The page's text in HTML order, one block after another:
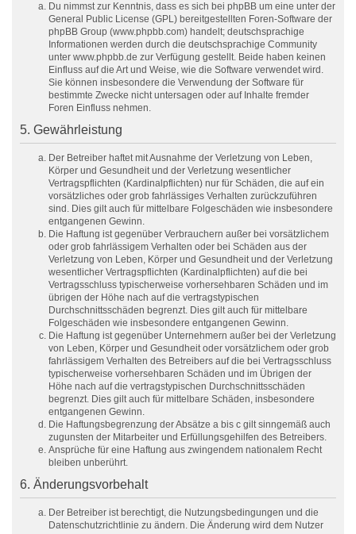
Du nimmst zur Kenntnis, dass es sich bei phpBB um eine unter der
General Public License (GPL) bereitgestellten Foren-Software der
phpBB Group (www.phpbb.com) handelt; deutschsprachige
Informationen werden durch die deutschsprachige Community
unter www.phpbb.de zur Verfügung gestellt. Beide haben keinen
Einfluss auf die Art und Weise, wie die Software verwendet wird.
Sie können insbesondere die Verwendung der Software für
bestimmte Zwecke nicht untersagen oder auf Inhalte fremder
Foren Einfluss nehmen.
5. Gewährleistung
Der Betreiber haftet mit Ausnahme der Verletzung von Leben,
Körper und Gesundheit und der Verletzung wesentlicher
Vertragspflichten (Kardinalpflichten) nur für Schäden, die auf ein
vorsätzliches oder grob fahrlässiges Verhalten zurückzuführen
sind. Dies gilt auch für mittelbare Folgeschäden wie insbesondere
entgangenen Gewinn.
Die Haftung ist gegenüber Verbrauchern außer bei vorsätzlichem
oder grob fahrlässigem Verhalten oder bei Schäden aus der
Verletzung von Leben, Körper und Gesundheit und der Verletzung
wesentlicher Vertragspflichten (Kardinalpflichten) auf die bei
Vertragsschluss typischerweise vorhersehbaren Schäden und im
übrigen der Höhe nach auf die vertragstypischen
Durchschnittsschäden begrenzt. Dies gilt auch für mittelbare
Folgeschäden wie insbesondere entgangenen Gewinn.
Die Haftung ist gegenüber Unternehmern außer bei der Verletzung
von Leben, Körper und Gesundheit oder vorsätzlichem oder grob
fahrlässigem Verhalten des Betreibers auf die bei Vertragsschluss
typischerweise vorhersehbaren Schäden und im Übrigen der
Höhe nach auf die vertragstypischen Durchschnittsschäden
begrenzt. Dies gilt auch für mittelbare Schäden, insbesondere
entgangenen Gewinn.
Die Haftungsbegrenzung der Absätze a bis c gilt sinngemäß auch
zugunsten der Mitarbeiter und Erfüllungsgehilfen des Betreibers.
Ansprüche für eine Haftung aus zwingendem nationalem Recht
bleiben unberührt.
6. Änderungsvorbehalt
Der Betreiber ist berechtigt, die Nutzungsbedingungen und die
Datenschutzrichtlinie zu ändern. Die Änderung wird dem Nutzer